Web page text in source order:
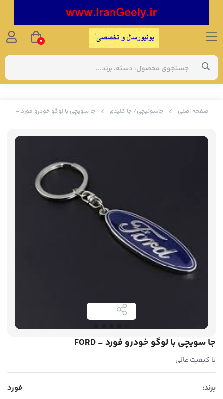
صفحه اصلی جاسوئیچی/ جا کلیدی جا سویچی با لوگو خودرو فورد - FORD
جا سویچی با لوگو خودرو فورد - FORD
با کیفیت عالی
برند: فورد
0